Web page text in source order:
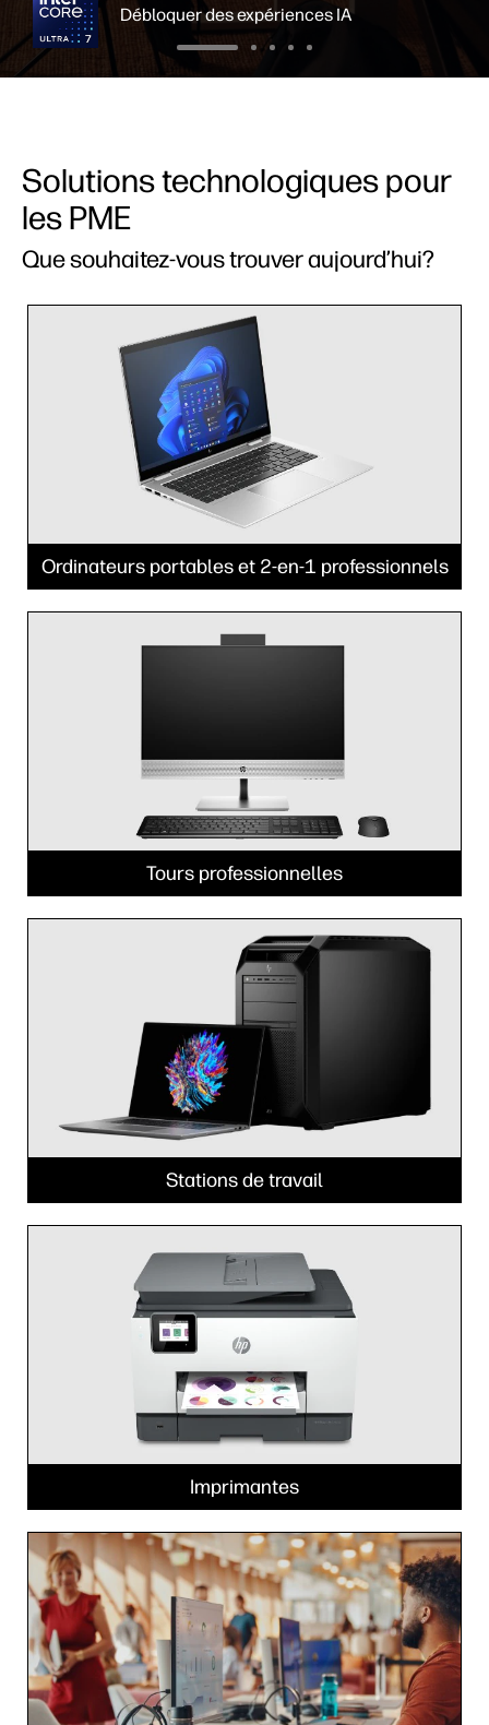
Débloquer des expériences IA
Solutions technologiques pour
les PME
Que souhaitez-vous trouver aujourd’hui?
Ordinateurs portables et 2-en-1 professionnels
Tours professionnelles
Stations de travail
Imprimantes